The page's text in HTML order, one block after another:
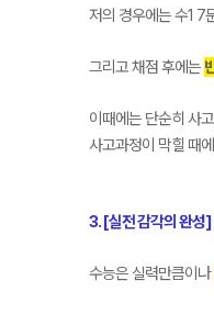
저의 경우에는 수1 7
그리고 채점 후에는
이때에는 단순히 사
사고과정이 막힐 때
3. [실전 감각의 완성
수능은 실력만큼이나